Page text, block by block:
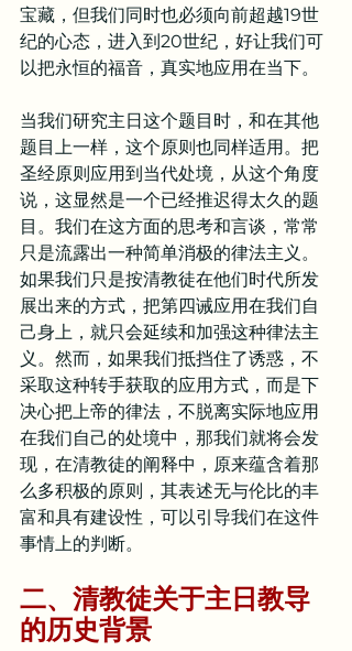
宝藏，但我们同时也必须向前超越19世
纪的心态，进入到20世纪，好让我们可
以把永恒的福音，真实地应用在当下。
当我们研究主日这个题目时，和在其他
题目上一样，这个原则也同样适用。把
圣经原则应用到当代处境，从这个角度
说，这显然是一个已经推迟得太久的题
目。我们在这方面的思考和言谈，常常
只是流露出一种简单消极的律法主义。
如果我们只是按清教徒在他们时代所发
展出来的方式，把第四诫应用在我们自
己身上，就只会延续和加强这种律法主
义。然而，如果我们抵挡住了诱惑，不
采取这种转手获取的应用方式，而是下
决心把上帝的律法，不脱离实际地应用
在我们自己的处境中，那我们就将会发
现，在清教徒的阐释中，原来蕴含着那
么多积极的原则，其表述无与伦比的丰
富和具有建设性，可以引导我们在这件
事情上的判断。
二、清教徒关于主日教导
的历史背景